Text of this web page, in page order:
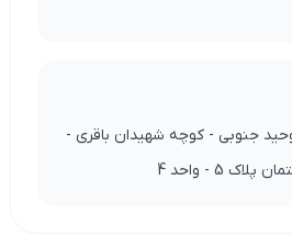
جنوبی - کوچه شهیدان باقری -
5 - واحد 4